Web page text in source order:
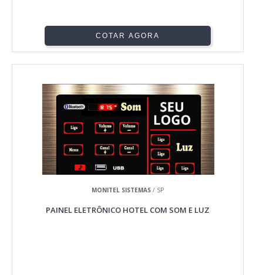
COTAR AGORA
MONITEL SISTEMAS / SP
PAINEL ELETRÔNICO HOTEL COM SOM E LUZ